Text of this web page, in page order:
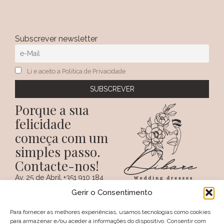
Gerir o Consentimento
Para fornecer as melhores experiências, usamos tecnologias como cookies
para armazenar e/ou aceder a informações do dispositivo. Consentir com
Subscrever newsletter
Li e aceito a Política de Privacidade
Porque a sua
felicidade
começa com um
simples passo.
Contacte-nos!
Av. 25 de Abril,
PORTUGAL
+351 910 184
(Chamada para a
nacional)
+351 274 094
SOCIAIS